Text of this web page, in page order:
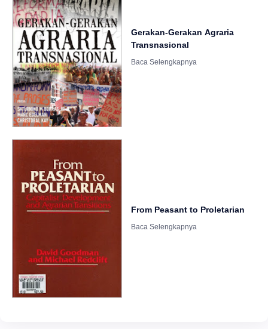
Gerakan-Gerakan Agraria
Transnasional
From Peasant to Proletarian